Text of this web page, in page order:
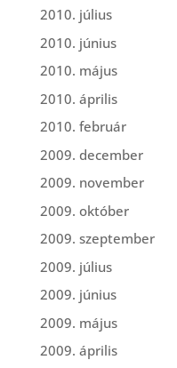
2010. július
2010. június
2010. május
2010. április
2010. február
2009. december
2009. november
2009. október
2009. szeptember
2009. július
2009. június
2009. május
2009. április